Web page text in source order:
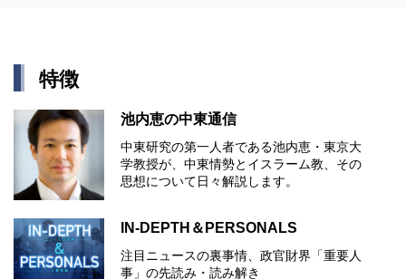
特徴
池内恵の中東通信
中東研究の第⼀⼈者である池内恵・東京⼤
学教授が、中東情勢とイスラーム教、その
思想について⽇々解説します。
IN-DEPTH＆PERSONALS
注目ニュースの裏事情、政官財界「重要人
事」の先読み・読み解き